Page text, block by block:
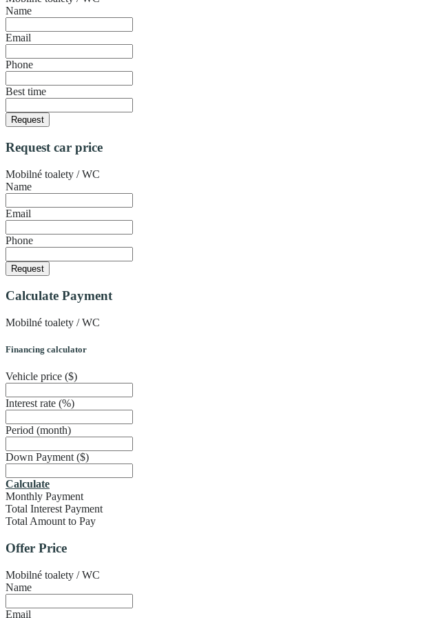
Name
Email
Phone
Best time
Request
Request car price
Mobilné toalety / WC
Name
Email
Phone
Request
Calculate Payment
Mobilné toalety / WC
Financing calculator
Vehicle price ($)
Interest rate (%)
Period (month)
Down Payment($)
Calculate
Monthly Payment
Total Interest Payment
Total Amount to Pay
Offer Price
Mobilné toalety / WC
Name
Email